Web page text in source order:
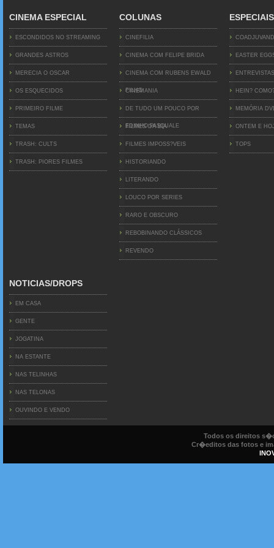
CINEMA ESPECIAL
ESCONDIDOS NO STREAMING
GRANDES ASTROS
MERECIA O OSCAR
OS ESQUECIDOS
PRIMEIRO FILME
TEMAS
TRASH: CULTS
TRASH: PIORES FILMES
COLUNAS
CINEFILIA
CINEMA COM FELIPE BRIDA
CINEMA COM RUBENS EWALD
FILHO
CINEMANIA
DE TUDO UM POUCO POR
EDINHO PASQUALE
FILMES DA BIA
FILMES IMPOSS?VEIS
HISTORIANDO
LITERANDO
LOUCO POR SERIES
RARO E OBSCURO
REBOBINANDO CLÁSSICOS
REVENDO
ESPECIAIS
EASTER
ENTREVISTAS
HEIN?
MEMÓRIA
ONTEM E
TOPS
NOTICIAS/DROPS
EM CASA
GENTE
JOGATINA
NA ESTANTE
NAS TELINHAS
NAS TELONAS
OUVINDO E VENDO
Todos os direitos
Cr�editos das fotos e